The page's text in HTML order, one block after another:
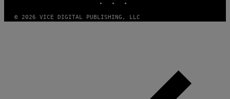
© 2026 VICE DIGITAL PUBLISHING, LLC